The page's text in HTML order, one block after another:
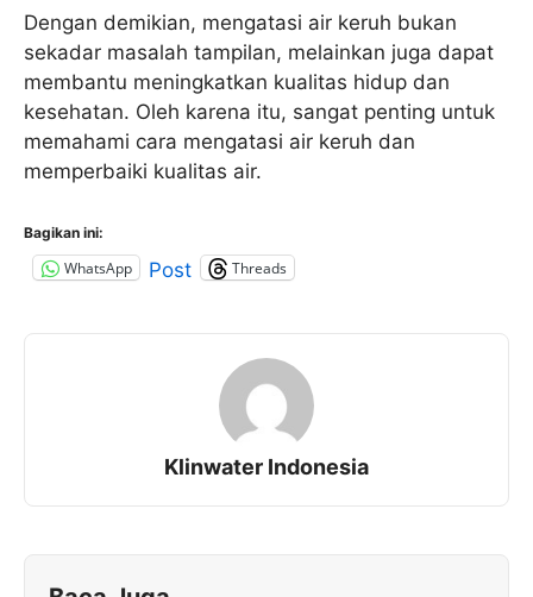
Dengan demikian, mengatasi air keruh bukan
sekadar masalah tampilan, melainkan juga dapat
membantu meningkatkan kualitas hidup dan
kesehatan. Oleh karena itu, sangat penting untuk
memahami cara mengatasi air keruh dan
memperbaiki kualitas air.
Bagikan ini:
WhatsApp Post Threads
Klinwater Indonesia